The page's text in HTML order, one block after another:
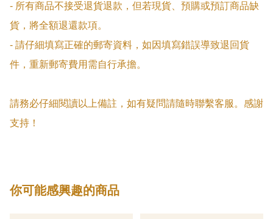
- 所有商品不接受退貨退款，但若現貨、預購或預訂商品缺
貨，將全額退還款項。
- 請仔細填寫正確的郵寄資料，如因填寫錯誤導致退回貨
件，重新郵寄費用需自行承擔。
請務必仔細閱讀以上備註，如有疑問請隨時聯繫客服。感謝
支持！
你可能感興趣的商品